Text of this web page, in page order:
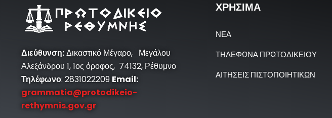
Διεύθυνση:Δικαστικό Μέγαρο, Μεγάλου
Αλεξάνδρου 1, 1ος όροφος, 74132, Ρέθυμνο
Τηλέφωνο: 2831022209 Email:
grammatia@protodikeio-
rethymnis.gov.gr
ΧΡΗΣΙΜΑ
ΝΕΑ
ΤΗΛΕΦΩΝΑ ΠΡΩΤΟΔΙΚΕΙΟΥ
ΑΙΤΗΣΕΙΣ ΠΙΣΤΟΠΟΙΗΤΙΚΩΝ